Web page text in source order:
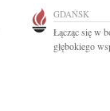
GDAŃSK
Łącząc się w
głębokiego